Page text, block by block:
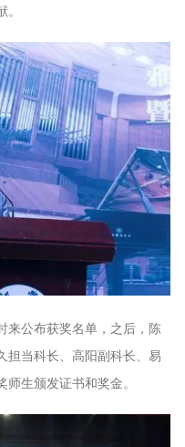
来公布获奖名单，之后，陈
担当科长、高阳副科长、易
生颁发证书和奖金。